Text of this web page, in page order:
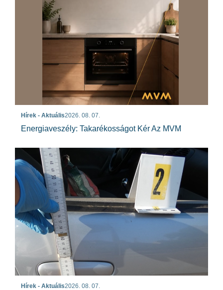
Hírek - Aktuális2026. 08. 07.
Energiaveszély: Takarékosságot Kér Az MVM
Hírek - Aktuális2026. 08. 07.